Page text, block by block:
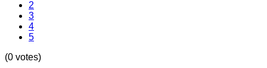
2
3
4
5
(0 votes)